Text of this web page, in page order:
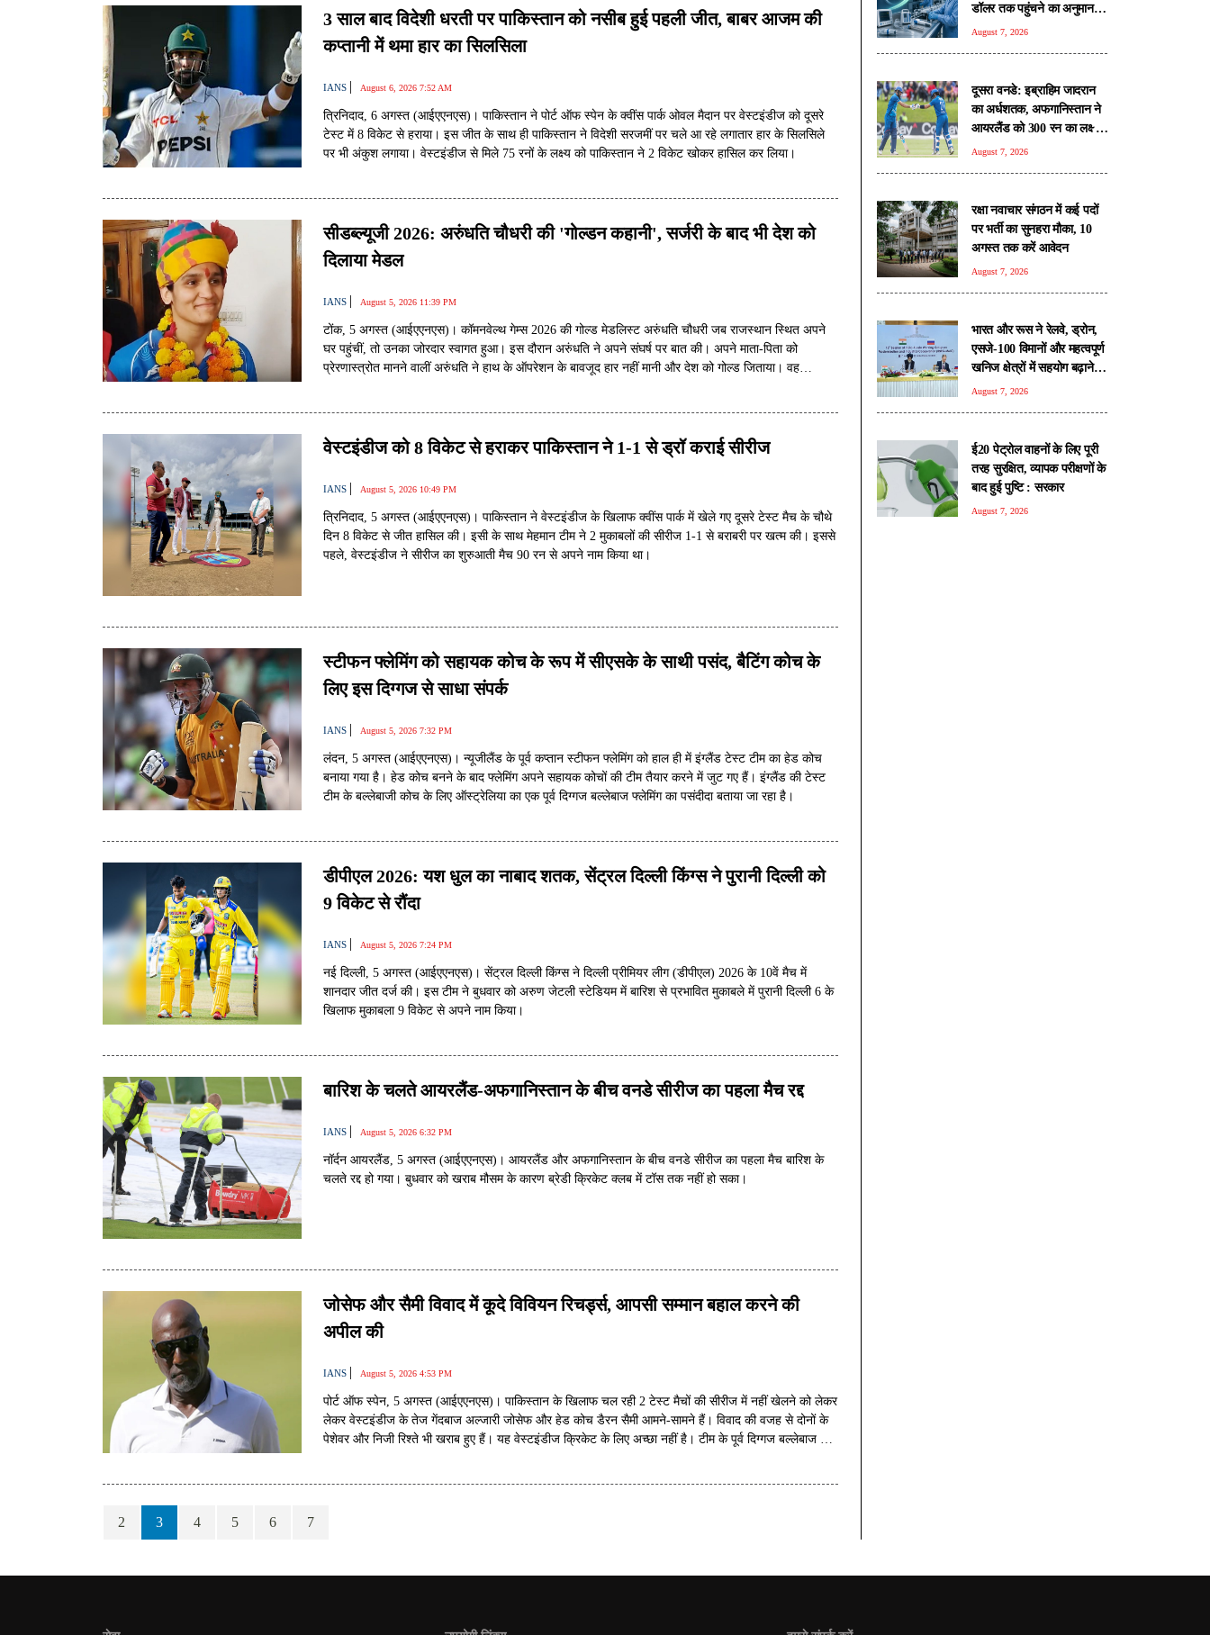
3 साल बाद विदेशी धरती पर पाकिस्तान को नसीब हुई पहली जीत, बाबर आजम की
कप्तानी में थमा हार का सिलसिला
IANS | August 6, 2026 7:52 AM
त्रिनिदाद, 6 अगस्त (आईएएनएस)। पाकिस्तान ने पोर्ट ऑफ स्पेन के क्वींस पार्क ओवल मैदान पर वेस्टइंडीज को दूसरे
टेस्ट में 8 विकेट से हराया। इस जीत के साथ ही पाकिस्तान ने विदेशी सरजमीं पर चले आ रहे लगातार हार के सिलसिले
पर भी अंकुश लगाया। वेस्टइंडीज से मिले 75 रनों के लक्ष्य को पाकिस्तान ने 2 विकेट खोकर हासिल कर लिया।
सीडब्ल्यूजी 2026: अरुंधति चौधरी की 'गोल्डन कहानी', सर्जरी के बाद भी देश को
दिलाया मेडल
IANS | August 5, 2026 11:39 PM
टोंक, 5 अगस्त (आईएएनएस)। कॉमनवेल्थ गेम्स 2026 की गोल्ड मेडलिस्ट अरुंधति चौधरी जब राजस्थान स्थित अपने
घर पहुंचीं, तो उनका जोरदार स्वागत हुआ। इस दौरान अरुंधति ने अपने संघर्ष पर बात की। अपने माता-पिता को
प्रेरणास्त्रोत मानने वालीं अरुंधति ने हाथ के ऑपरेशन के बावजूद हार नहीं मानी और देश को गोल्ड जिताया। वह
वेस्टइंडीज को 8 विकेट से हराकर पाकिस्तान ने 1-1 से ड्रॉ कराई सीरीज
IANS | August 5, 2026 10:49 PM
त्रिनिदाद, 5 अगस्त (आईएएनएस)। पाकिस्तान ने वेस्टइंडीज के खिलाफ क्वींस पार्क में खेले गए दूसरे टेस्ट मैच के चौथे
दिन 8 विकेट से जीत हासिल की। इसी के साथ मेहमान टीम ने 2 मुकाबलों की सीरीज 1-1 से बराबरी पर खत्म की। इससे
पहले, वेस्टइंडीज ने सीरीज का शुरुआती मैच 90 रन से अपने नाम किया था।
स्टीफन फ्लेमिंग को सहायक कोच के रूप में सीएसके के साथी पसंद, बैटिंग कोच के
लिए इस दिग्गज से साधा संपर्क
IANS | August 5, 2026 7:32 PM
लंदन, 5 अगस्त (आईएएनएस)। न्यूजीलैंड के पूर्व कप्तान स्टीफन फ्लेमिंग को हाल ही में इंग्लैंड टेस्ट टीम का हेड कोच
बनाया गया है। हेड कोच बनने के बाद फ्लेमिंग अपने सहायक कोचों की टीम तैयार करने में जुट गए हैं। इंग्लैंड की टेस्ट
टीम के बल्लेबाजी कोच के लिए ऑस्ट्रेलिया का एक पूर्व दिग्गज बल्लेबाज फ्लेमिंग का पसंदीदा बताया जा रहा है।
डीपीएल 2026: यश धुल का नाबाद शतक, सेंट्रल दिल्ली किंग्स ने पुरानी दिल्ली को
9 विकेट से रौंदा
IANS | August 5, 2026 7:24 PM
नई दिल्ली, 5 अगस्त (आईएएनएस)। सेंट्रल दिल्ली किंग्स ने दिल्ली प्रीमियर लीग (डीपीएल) 2026 के 10वें मैच में
शानदार जीत दर्ज की। इस टीम ने बुधवार को अरुण जेटली स्टेडियम में बारिश से प्रभावित मुकाबले में पुरानी दिल्ली 6 के
खिलाफ मुकाबला 9 विकेट से अपने नाम किया।
बारिश के चलते आयरलैंड-अफगानिस्तान के बीच वनडे सीरीज का पहला मैच रद्द
IANS | August 5, 2026 6:32 PM
नॉर्दन आयरलैंड, 5 अगस्त (आईएएनएस)। आयरलैंड और अफगानिस्तान के बीच वनडे सीरीज का पहला मैच बारिश के
चलते रद्द हो गया। बुधवार को खराब मौसम के कारण ब्रेडी क्रिकेट क्लब में टॉस तक नहीं हो सका।
जोसेफ और सैमी विवाद में कूदे विवियन रिचर्ड्स, आपसी सम्मान बहाल करने की
अपील की
IANS | August 5, 2026 4:53 PM
पोर्ट ऑफ स्पेन, 5 अगस्त (आईएएनएस)। पाकिस्तान के खिलाफ चल रही 2 टेस्ट मैचों की सीरीज में नहीं खेलने को लेकर
लेकर वेस्टइंडीज के तेज गेंदबाज अल्जारी जोसेफ और हेड कोच डैरन सैमी आमने-सामने हैं। विवाद की वजह से दोनों के
पेशेवर और निजी रिश्ते भी खराब हुए हैं। यह वेस्टइंडीज क्रिकेट के लिए अच्छा नहीं है। टीम के पूर्व दिग्गज बल्लेबाज सर
2 3 4 5 6 7
डॉलर तक पहुंचने का अनुमान:
रिपोर्ट
August 7, 2026
दूसरा वनडे: इब्राहिम जादरान
का अर्धशतक, अफगानिस्तान ने
आयरलैंड को 300 रन का लक्ष्य
दिया
August 7, 2026
रक्षा नवाचार संगठन में कई पदों
पर भर्ती का सुनहरा मौका, 10
अगस्त तक करें आवेदन
August 7, 2026
भारत और रूस ने रेलवे, ड्रोन,
एसजे-100 विमानों और महत्वपूर्ण
खनिज क्षेत्रों में सहयोग बढ़ाने
पर जताई सहमति
August 7, 2026
ई20 पेट्रोल वाहनों के लिए पूरी
तरह सुरक्षित, व्यापक परीक्षणों के
बाद हुई पुष्टि : सरकार
August 7, 2026